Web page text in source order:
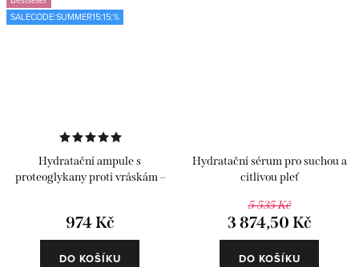
SALECODE:SUMMER15:15:%
Hydratační ampule s
proteoglykany proti vráskám –
974 Kč
DO KOŠÍKU
Hydratační sérum pro suchou a
citlivou pleť
5 535 Kč
3 874,50 Kč
DO KOŠÍKU